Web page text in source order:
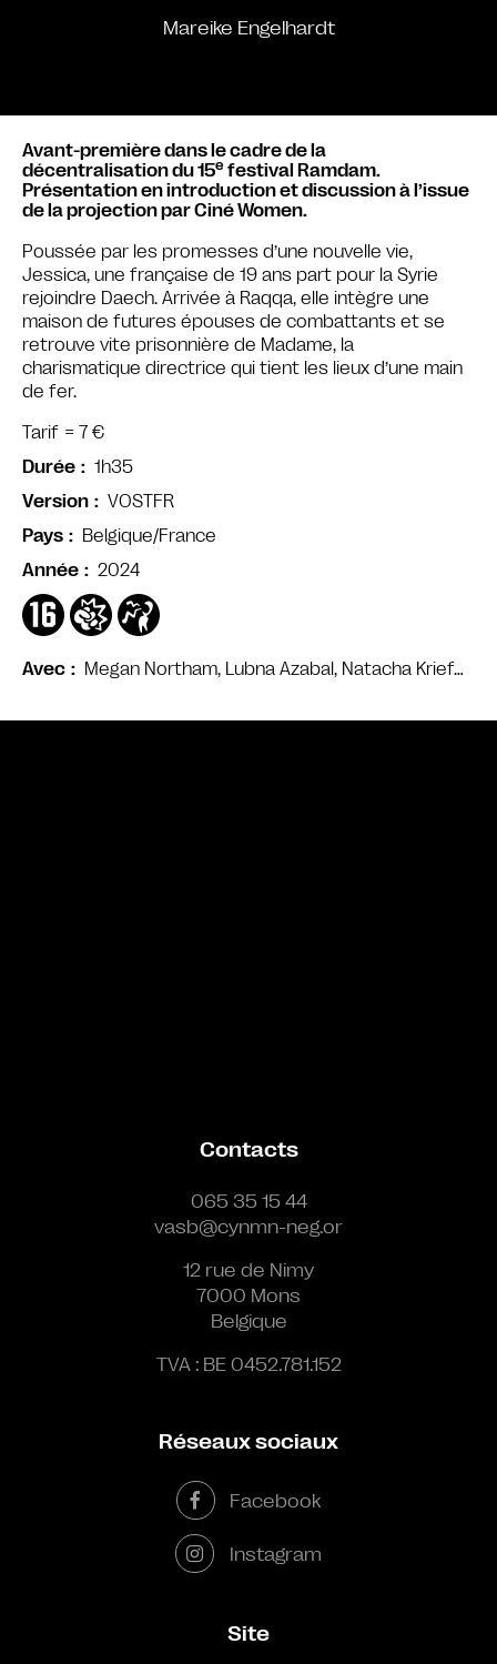
Mareike Engelhardt
Avec Megan Northam, Lubna Azabal, Natacha Krief…
Avant-première dans le cadre de la
décentralisation du 15e festival Ramdam.
Présentation en introduction et discussion à l’issue
de la projection par Ciné Women.
Poussée par les promesses d’une nouvelle vie,
Jessica, une française de 19 ans part pour la Syrie
rejoindre Daech. Arrivée à Raqqa, elle intègre une
maison de futures épouses de combattants et se
retrouve vite prisonnière de Madame, la
charismatique directrice qui tient les lieux d’une main
de fer.
Tarif = 7 €
Durée
1h35
Version
VOSTFR
Pays
Belgique/France
Année
2024
Contacts
065 35 15 44
vasb@cynmn-neg.or
12 rue de Nimy
7000 Mons
Belgique
TVA : BE 0452.781.152
Réseaux sociaux
Facebook
Instagram
Site